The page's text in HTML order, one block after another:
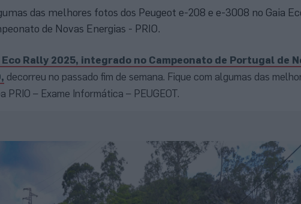
das melhores fotos dos Peugeot e-208 e e-3008 no Gaia
de Novas Energias - PRIO.
Eco Rally 2025, integrado no Campeonato de Portugal de
decorreu no passado fim de semana. Fique com algumas das
PRIO – Exame Informática – PEUGEOT.